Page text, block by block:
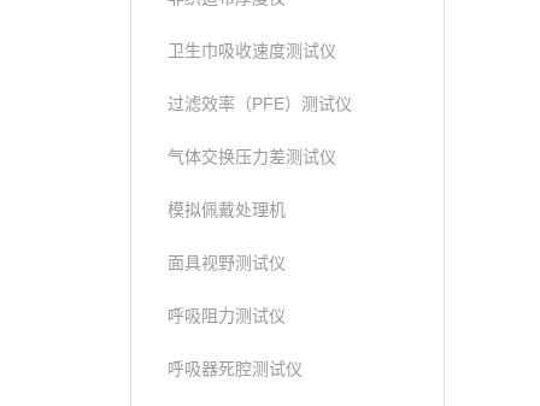
卫生巾吸收速度测试仪
过滤效率（PFE）测试仪
气体交换压力差测试仪
模拟佩戴处理机
面具视野测试仪
呼吸阻力测试仪
呼吸器死腔测试仪